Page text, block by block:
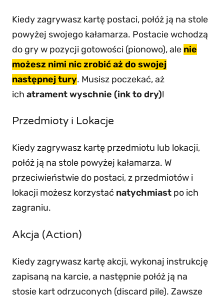
Kiedy zagrywasz kartę postaci, połóż ją na stole
powyżej swojego kałamarza. Postacie wchodzą
do gry w pozycji gotowości (pionowo), ale nie
możesz nimi nic zrobić aż do swojej
następnej tury. Musisz poczekać, aż
ich atrament wyschnie (ink to dry)!
Przedmioty i Lokacje
Kiedy zagrywasz kartę przedmiotu lub lokacji,
połóż ją na stole powyżej kałamarza. W
przeciwieństwie do postaci, z przedmiotów i
lokacji możesz korzystać natychmiast po ich
zagraniu.
Akcja (Action)
Kiedy zagrywasz kartę akcji, wykonaj instrukcję
zapisaną na karcie, a następnie połóż ją na
stosie kart odrzuconych (discard pile). Zawsze